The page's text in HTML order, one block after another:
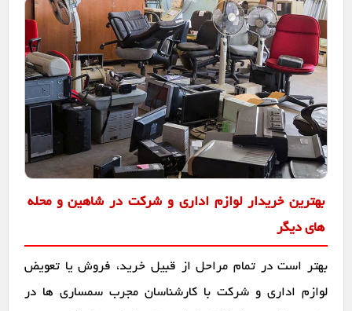
بهترین خریدار لوازم اداری و شرکت در شاهین و محله
های دیگر
بهتر است در تمام مراحل از قبیل خرید، فروش یا تعویض
لوازم اداری و شرکت با کارشناسان مجرب سمساری ها در